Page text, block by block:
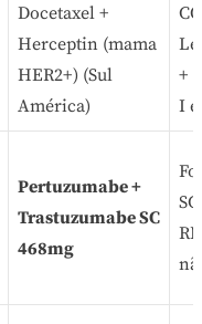
Docetaxel +
Herceptin (mama
HER2+) (Sul
América)
+
I
Pertuzumabe +
Trastuzumabe SC
468mg